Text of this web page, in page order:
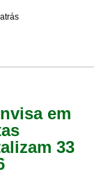
em
33